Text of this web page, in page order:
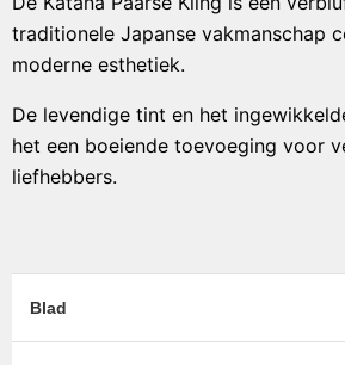
traditionele Japanse vakmanschap
moderne esthetiek.
De levendige tint en het
het een boeiende toevoeging voor
liefhebbers.
Blad